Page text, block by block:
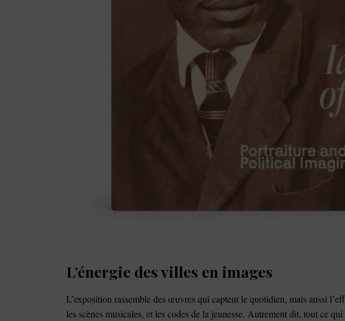
L’énergie des villes en images
L’exposition rassemble des œuvres qui captent le quotidien, mais aussi
les scènes musicales, et les codes de la jeunesse. Autrement dit, tout ce